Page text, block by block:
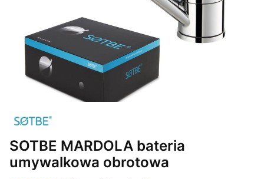
SOTBE MARDOLA bateria
umywalkowa obrotowa